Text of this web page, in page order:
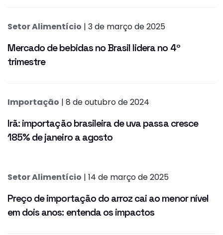
Setor Alimentício | 3 de março de 2025
Mercado de bebidas no Brasil lidera no 4º
trimestre
Importação | 8 de outubro de 2024
Irã: importação brasileira de uva passa cresce
185% de janeiro a agosto
Setor Alimentício | 14 de março de 2025
Preço de importação do arroz cai ao menor nível
em dois anos: entenda os impactos